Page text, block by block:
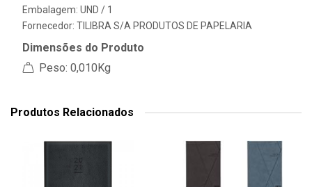
Embalagem: UND / 1
Fornecedor: TILIBRA S/A PRODUTOS DE PAPELARIA
Dimensões do Produto
Peso: 0,010Kg
Produtos Relacionados